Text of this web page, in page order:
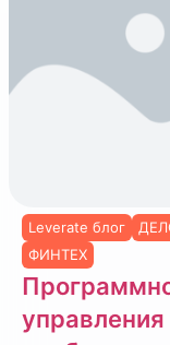
Leverate блог
ФИНТЕХ